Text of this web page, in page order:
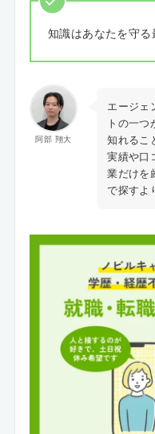
知識はあなたを守る
阿部 翔大
エージェ
トの一つ
知れるこ
実績や口
業だけを
で探すよ